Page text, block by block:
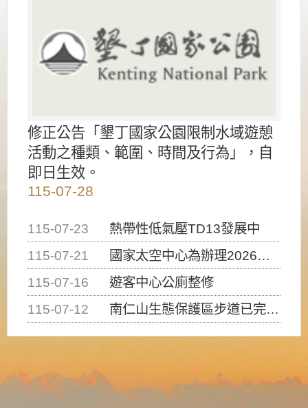
修正公告「墾丁國家公園限制水域遊憩
活動之種類、範圍、時間及行為」，自
即日生效。
115-07-28
115-07-23
熱帶性低氣壓TD13發展中
115-07-21
國家太空中心為辦理2026台灣盃火箭競賽，陸、海、空域警戒及協調相關事宜，因颱風備案事宜
115-07-16
遊客中心公廁整修
115-07-12
南仁山生態保護區步道已完成修復，自115年7月13日（星期一）起恢復開放入園，歡迎民眾依規定申請入園....